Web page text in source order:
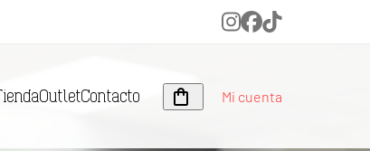
Instagram
Facebook
Tiktok
TiendaOutletContacto Mi cuenta